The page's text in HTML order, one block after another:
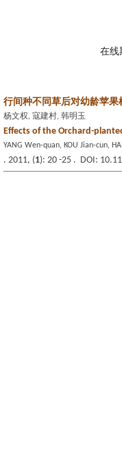
在线
行间种不同草后对幼龄苹果
杨文权, 寇建村, 韩明玉
Effects of the Orchard-
YANG Wen-quan, KOU Jian-cun,
. 2011, (1): 20 -25 . DOI: